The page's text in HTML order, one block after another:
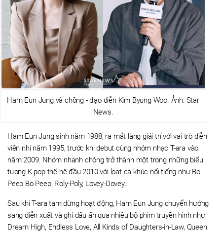
Ham Eun Jung và chồng - đạo diễn Kim Byung Woo. Ảnh: Star
News.
Ham Eun Jung sinh năm 1988, ra mắt làng giải trí với vai trò diễn
viên nhí năm 1995, trước khi debut cùng nhóm nhạc T-ara vào
năm 2009. Nhóm nhanh chóng trở thành một trong những biểu
tượng K-pop thế hệ đầu 2010 với loạt ca khúc nổi tiếng như Bo
Peep Bo Peep, Roly-Poly, Lovey-Dovey…
Sau khi T-ara tạm dừng hoạt động, Ham Eun Jung chuyển hướng
sang diễn xuất và ghi dấu ấn qua nhiều bộ phim truyền hình như
Dream High, Endless Love, All Kinds of Daughters-in-Law, Queen